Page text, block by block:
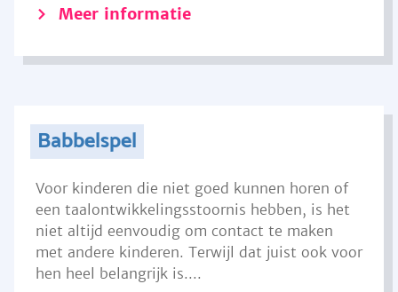
Meer informatie
Babbelspel
Voor kinderen die niet goed kunnen horen of
een taalontwikkelingsstoornis hebben, is het
niet altijd eenvoudig om contact te maken
met andere kinderen. Terwijl dat juist ook voor
hen heel belangrijk is....